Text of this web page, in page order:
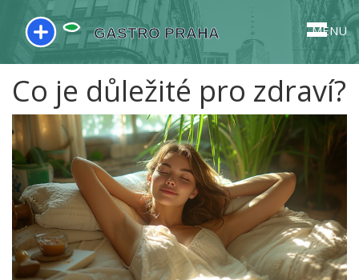
MENU
Co je důležité pro zdraví?